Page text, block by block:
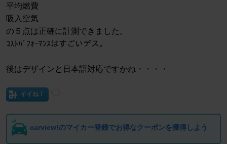
平均燃費
吸入空気
の５点は正確に計測できました。
ｺｽﾄﾊﾟﾌｫｰﾏﾝｽはすごいデス。
後はデザインと日本語対応ですかね・・・・
イイね！
carview!のマイカー登録でお得なクーポンを獲得しよう